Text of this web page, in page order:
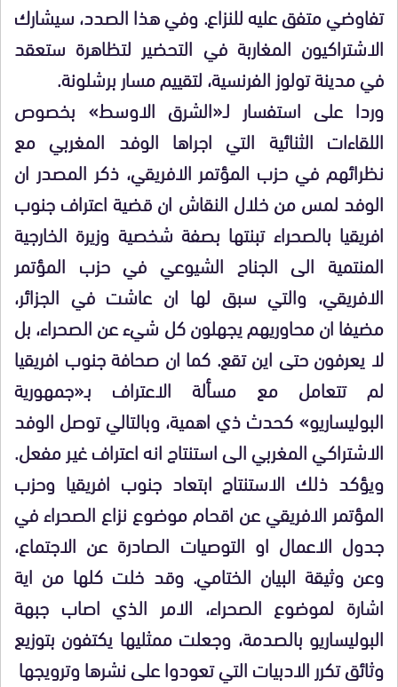
تفاوضي متفق عليه للنزاع. وفي هذا الصدد، سيشارك
الاشتراكيون المغاربة في التحضير لتظاهرة ستعقد
في مدينة تولوز الفرنسية، لتقييم مسار برشلونة.
وردا على استفسار لـ«الشرق الاوسط» بخصوص
اللقاءات الثنائية التي اجراها الوفد المغربي مع
نظرائهم في حزب المؤتمر الافريقي، ذكر المصدر ان
الوفد لمس من خلال النقاش ان قضية اعتراف جنوب
افريقيا بالصحراء تبنتها بصفة شخصية وزيرة الخارجية
المنتمية الى الجناح الشيوعي في حزب المؤتمر
الافريقي، والتي سبق لها ان عاشت في الجزائر،
مضيفا ان محاوريهم يجهلون كل شيء عن الصحراء، بل
لا يعرفون حتى اين تقع. كما ان صحافة جنوب افريقيا
لم تتعامل مع مسألة الاعتراف بـ«جمهورية
البوليساريو» كحدث ذي اهمية، وبالتالي توصل الوفد
الاشتراكي المغربي الى استنتاج انه اعتراف غير مفعل.
ويؤكد ذلك الاستنتاج ابتعاد جنوب افريقيا وحزب
المؤتمر الافريقي عن اقحام موضوع نزاع الصحراء في
جدول الاعمال او التوصيات الصادرة عن الاجتماع،
وعن وثيقة البيان الختامي. وقد خلت كلها من اية
اشارة لموضوع الصحراء، الامر الذي اصاب جبهة
البوليساريو بالصدمة، وجعلت ممثليها يكتفون بتوزيع
وثائق تكرر الادبيات التي تعودوا على نشرها وترويجها